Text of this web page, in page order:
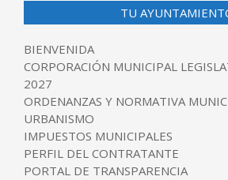
TU
BIENVENIDA
CORPORACIÓN MUNICIPAL
2027
ORDENANZAS Y NORMATIVA
URBANISMO
IMPUESTOS MUNICIPALES
PERFIL DEL CONTRATANTE
PORTAL DE TRANSPARENCIA